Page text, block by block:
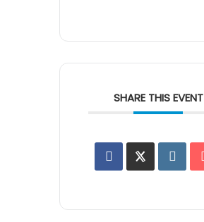
SHARE THIS EVENT